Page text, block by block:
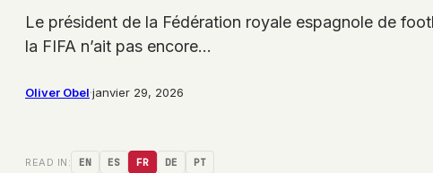
Le président de la Fédération royale espagnole de
la FIFA n’ait pas encore…
Oliver Obel·janvier 29, 2026
READ IN: EN ES FR DE PT